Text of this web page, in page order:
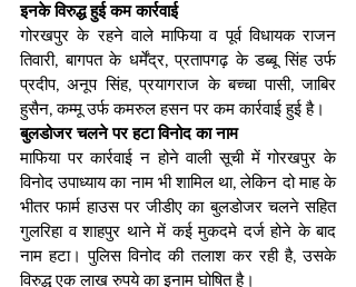
इनके विरुद्ध हुई कम कार्रवाई
गोरखपुर के रहने वाले माफिया व पूर्व विधायक राजन
तिवारी, बागपत के धर्मेंद्र, प्रतापगढ़ के डब्बू सिंह उर्फ
प्रदीप, अनूप सिंह, प्रयागराज के बच्चा पासी, जाबिर
हुसैन, कम्मू उर्फ कमरुल हसन पर कम कार्रवाई हुई है।
बुलडोजर चलने पर हटा विनोद का नाम
माफिया पर कार्रवाई न होने वाली सूची में गोरखपुर के
विनोद उपाध्याय का नाम भी शामिल था, लेकिन दो माह के
भीतर फार्म हाउस पर जीडीए का बुलडोजर चलने सहित
गुलरिहा व शाहपुर थाने में कई मुकदमे दर्ज होने के बाद
नाम हटा। पुलिस विनोद की तलाश कर रही है, उसके
विरुद्ध एक लाख रुपये का इनाम घोषित है।